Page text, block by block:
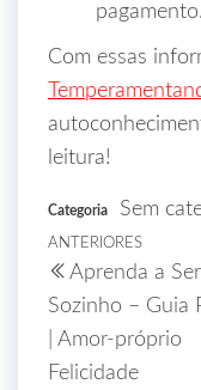
pagamento.
Com essas
leitura!
Categoria Sem
ANTERIORES
Aprenda a
Sozinho – Guia
| Amor-próprio
Felicidade